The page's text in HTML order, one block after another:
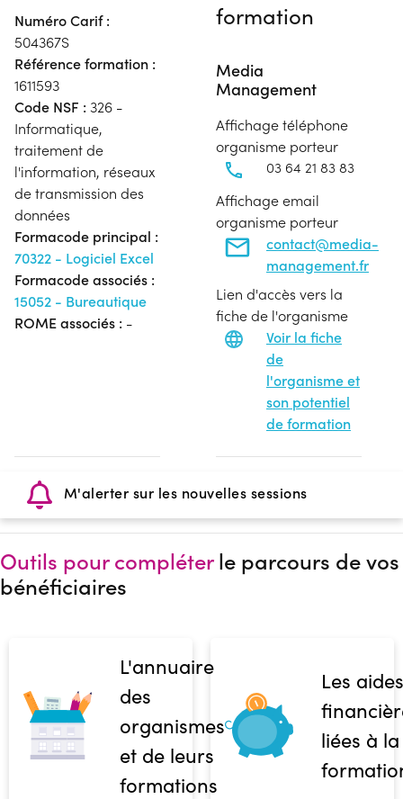
Numéro Carif :
504367S
Référence formation :
1611593
Code NSF : 326 -
Informatique,
traitement de
l'information, réseaux
de transmission des
données
Formacode principal :
70322 - Logiciel Excel
Formacode associés :
15052 - Bureautique
ROME associés : -
formation
Media
Management
Affichage téléphone
organisme porteur
03 64 21 83 83
Affichage email
organisme porteur
contact@media-
management.fr
Lien d'accès vers la
fiche de l'organisme
Voir la fiche
de
l'organisme et
son potentiel
de formation
M'alerter sur les nouvelles sessions
Outils pour compléterle parcours de vos
bénéficiaires
L'annuaire
des
organismes
et de leurs
formations
Les aides
liées à la